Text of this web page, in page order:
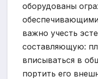
оборудованы
важно учесть
составляющую:
вписываться в
портить его